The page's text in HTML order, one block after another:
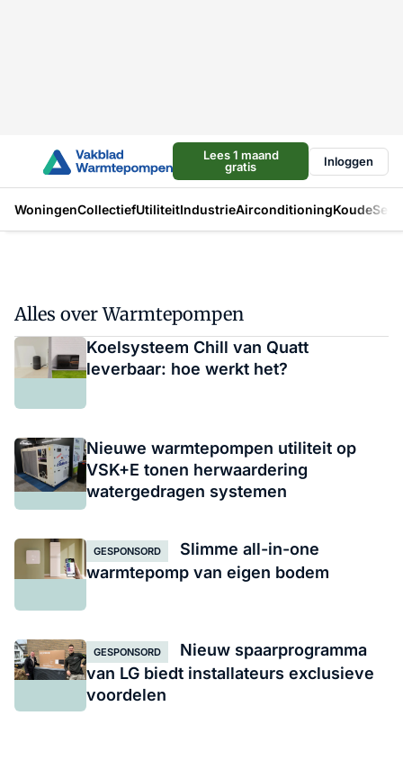
Lees 1 maand
gratis
Inloggen
WoningenCollectiefUtiliteitIndustrieAirconditioningKoude
Alles over Warmtepompen
Koelsysteem Chill van Quatt
leverbaar: hoe werkt het?
Nieuwe warmtepompen utiliteit op
VSK+E tonen herwaardering
watergedragen systemen
GESPONSORD
Slimme all-in-one
warmtepomp van eigen bodem
GESPONSORD
Nieuw spaarprogramma
van LG biedt installateurs exclusieve
voordelen